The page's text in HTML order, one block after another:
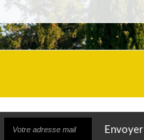
Envoyer